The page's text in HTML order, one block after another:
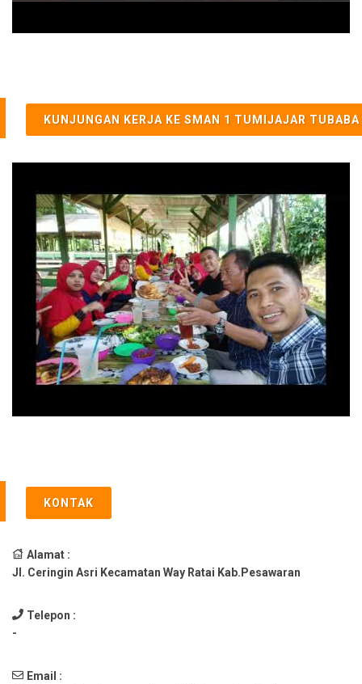
KUNJUNGAN KERJA KE SMAN 1 TUMIJAJAR TUBABA
KONTAK
Alamat :
Jl. Ceringin Asri Kecamatan Way Ratai Kab.Pesawaran
Telepon :
-
Email :